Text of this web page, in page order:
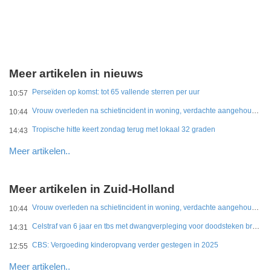
Meer artikelen in nieuws
10:57 Perseïden op komst: tot 65 vallende sterren per uur
10:44 Vrouw overleden na schietincident in woning, verdachte aangehouden
14:43 Tropische hitte keert zondag terug met lokaal 32 graden
Meer artikelen..
Meer artikelen in Zuid-Holland
10:44 Vrouw overleden na schietincident in woning, verdachte aangehouden
14:31 Celstraf van 6 jaar en tbs met dwangverpleging voor doodsteken broer in Gouda
12:55 CBS: Vergoeding kinderopvang verder gestegen in 2025
Meer artikelen..